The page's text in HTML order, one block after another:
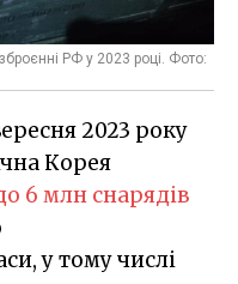
РФ у 2023 році. Фото:
2023 року
Корея
6 млн снарядів
у тому числі